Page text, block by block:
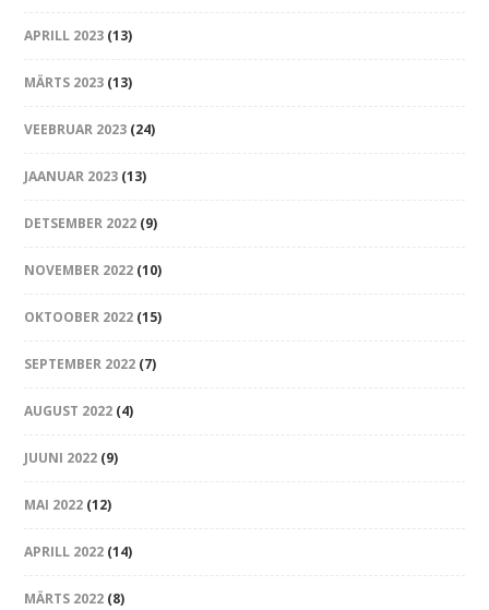
APRILL 2023 (13)
MÄRTS 2023 (13)
VEEBRUAR 2023 (24)
JAANUAR 2023 (13)
DETSEMBER 2022 (9)
NOVEMBER 2022 (10)
OKTOOBER 2022 (15)
SEPTEMBER 2022 (7)
AUGUST 2022 (4)
JUUNI 2022 (9)
MAI 2022 (12)
APRILL 2022 (14)
MÄRTS 2022 (8)